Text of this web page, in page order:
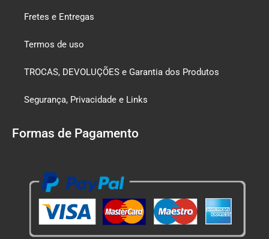
Fretes e Entregas
Termos de uso
TROCAS, DEVOLUÇÕES e Garantia dos Produtos
Segurança, Privacidade e Links
Formas de Pagamento